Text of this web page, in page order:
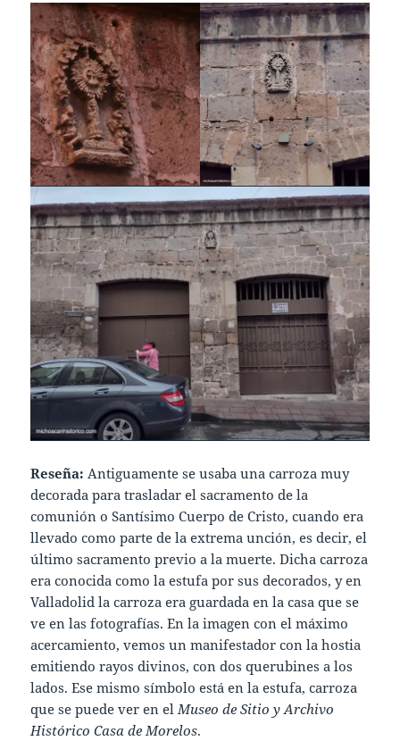
Reseña: Antiguamente se usaba una carroza muy
decorada para trasladar el sacramento de la
comunión o Santísimo Cuerpo de Cristo, cuando era
llevado como parte de la extrema unción, es decir, el
último sacramento previo a la muerte. Dicha carroza
era conocida como la estufa por sus decorados, y en
Valladolid la carroza era guardada en la casa que se
ve en las fotografías. En la imagen con el máximo
acercamiento, vemos un manifestador con la hostia
emitiendo rayos divinos, con dos querubines a los
lados. Ese mismo símbolo está en la estufa, carroza
que se puede ver en elMuseo de Sitio y Archivo
Histórico Casa de Morelos.